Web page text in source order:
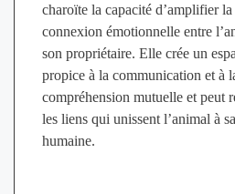
charoïte la capacité d’amplifier la
connexion émotionnelle entre
son propriétaire. Elle crée un
propice à la communication et à
compréhension mutuelle et peut
les liens qui unissent l’animal à
humaine.